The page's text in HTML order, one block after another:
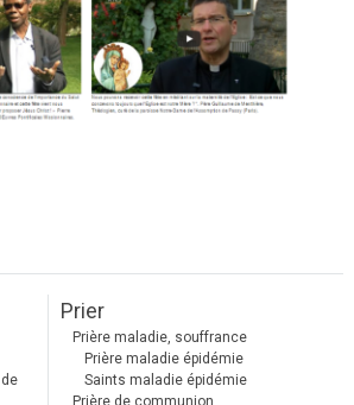
Prier
Prière maladie, souffrance
Prière maladie épidémie
Saints maladie épidémie
Prière de communion